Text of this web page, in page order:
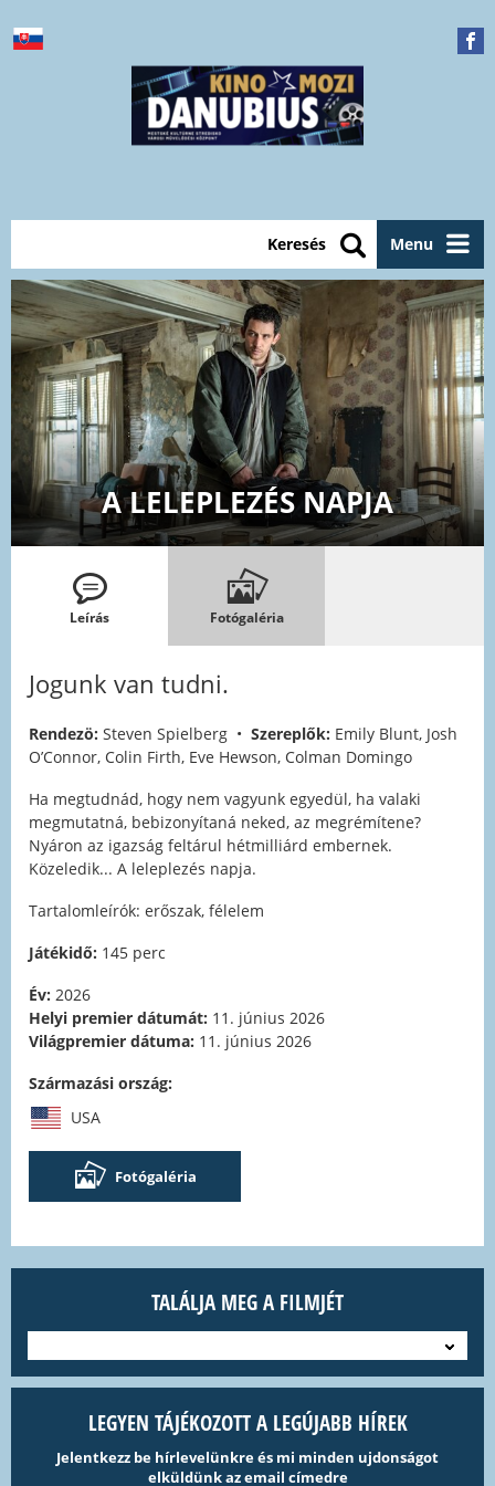
Menu
Keresés
A LELEPLEZÉS NAPJA
Leírás Fotógaléria
Jogunk van tudni.
Rendezö: Steven Spielberg • Szereplők: Emily Blunt, Josh
O’Connor, Colin Firth, Eve Hewson, Colman Domingo
Ha megtudnád, hogy nem vagyunk egyedül, ha valaki
megmutatná, bebizonyítaná neked, az megrémítene?
Nyáron az igazság feltárul hétmilliárd embernek.
Közeledik... A leleplezés napja.
Tartalomleírók: erőszak, félelem
Játékidő: 145 perc
Év: 2026
Helyi premier dátumát: 11. június 2026
Világpremier dátuma: 11. június 2026
Származási ország:
USA
Fotógaléria
TALÁLJA MEG A FILMJÉT
LEGYEN TÁJÉKOZOTT A LEGÚJABB HÍREK
Jelentkezz be hírlevelünkre és mi minden ujdonságot
elküldünk az email címedre